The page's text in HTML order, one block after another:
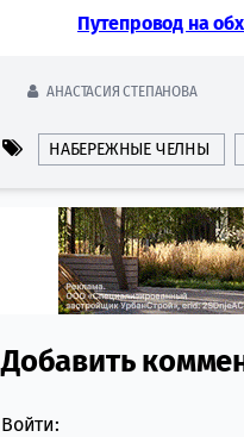
Путепровод на
АНАСТАСИЯ СТЕПАНОВА
НАБЕРЕЖНЫЕ ЧЕЛНЫ
Comment
Добавить
Войти: